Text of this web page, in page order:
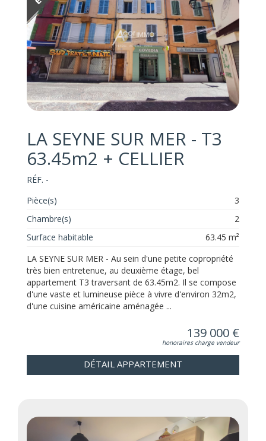
LA SEYNE SUR MER - T3
63.45m2 + CELLIER
RÉF. -
Pièce(s)
3
Chambre(s)
2
Surface habitable
63.45 m²
LA SEYNE SUR MER - Au sein d'une petite copropriété
très bien entretenue, au deuxième étage, bel
appartement T3 traversant de 63.45m2. Il se compose
d'une vaste et lumineuse pièce à vivre d'environ 32m2,
d'une cuisine américaine aménagée ...
139 000 €
honoraires charge vendeur
DÉTAIL APPARTEMENT